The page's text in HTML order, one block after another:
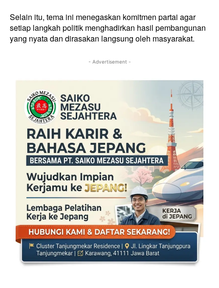
Selain itu, tema ini menegaskan komitmen partai agar
setiap langkah politik menghadirkan hasil pembangunan
yang nyata dan dirasakan langsung oleh masyarakat.
- Advertisement -